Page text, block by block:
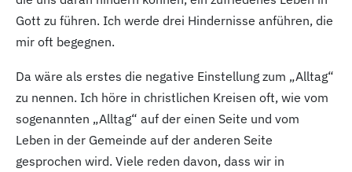
Gott zu führen. Ich werde drei Hindernisse anführen, die
mir oft begegnen.
Da wäre als erstes die negative Einstellung zum „Alltag“
zu nennen. Ich höre in christlichen Kreisen oft, wie vom
sogenannten „Alltag“ auf der einen Seite und vom
Leben in der Gemeinde auf der anderen Seite
gesprochen wird. Viele reden davon, dass wir in